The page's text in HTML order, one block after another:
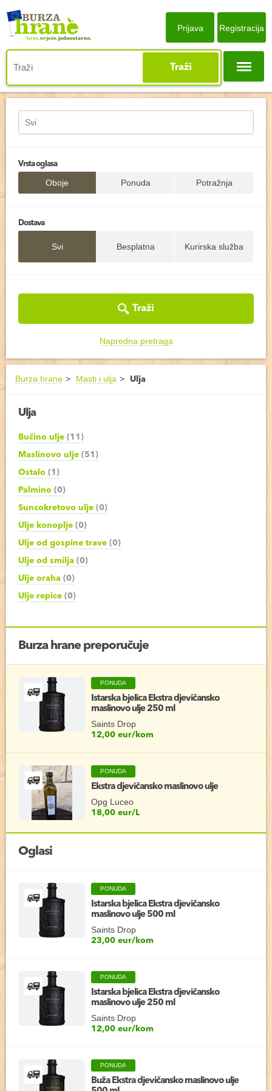
Traži
Prijava Registracija
Vrsta oglasa
Oboje Ponuda Potražnja
Dostava
Svi Besplatna Kurirska služba
Traži
Napredna pretraga
Burza hrane Masti i ulja Ulja
Ulja
Bučino ulje (11)
Maslinovo ulje (51)
Ostalo (1)
Palmino (0)
Suncokretovo ulje (0)
Ulje konoplje (0)
Ulje od gospine trave (0)
Ulje od smilja (0)
Ulje oraha (0)
Ulje repice (0)
Burza hrane preporučuje
PONUDA
Istarska bjelica Ekstra djevičansko
maslinovo ulje 250 ml
Saints Drop
12,00 eur/kom
PONUDA
Ekstra djevičansko maslinovo ulje
Opg Luceo
18,00 eur/L
Oglasi
PONUDA
Istarska bjelica Ekstra djevičansko
maslinovo ulje 500 ml
Saints Drop
23,00 eur/kom
PONUDA
Istarska bjelica Ekstra djevičansko
maslinovo ulje 250 ml
Saints Drop
12,00 eur/kom
PONUDA
Buža Ekstra djevičansko maslinovo ulje